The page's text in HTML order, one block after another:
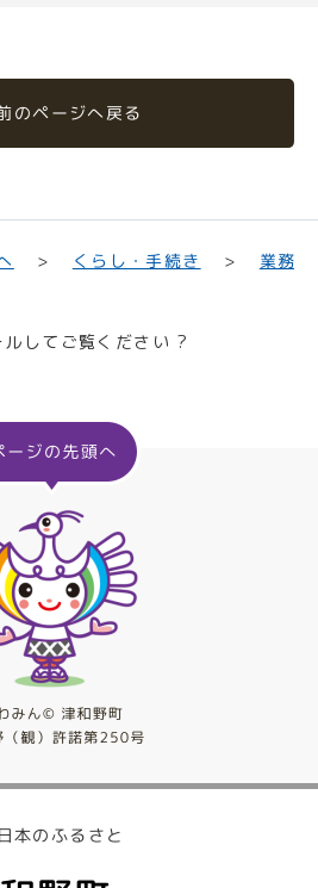
のページへ戻る
くらし・手続き 業務
してご覧ください ?
本のふるさと